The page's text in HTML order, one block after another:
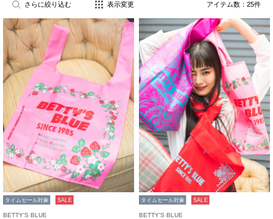
さらに絞り込む 表示変更 アイテム数： 25件
お気に入り
タイムセール対象 SALE
BETTY'S BLUE
タイムセール対象 SALE
BETTY'S BLUE